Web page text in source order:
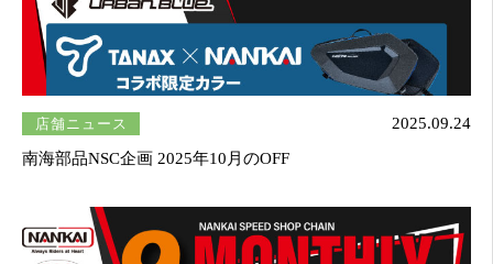
店舗ニュース
2025.09.24
南海部品NSC企画 2025年10月のOFF